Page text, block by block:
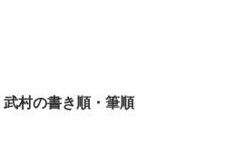
武村の書き順・筆順